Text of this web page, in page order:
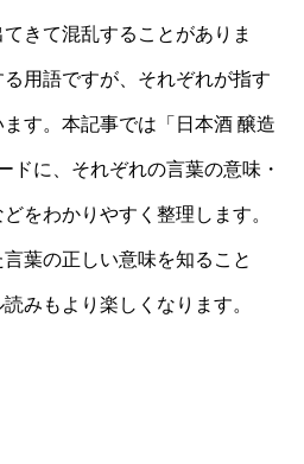
きて混乱することがありま
用語ですが、それぞれが指す
す。本記事では「日本酒 醸造
ドに、それぞれの言葉の意味・
をわかりやすく整理します。
葉の正しい意味を知ること
みもより楽しくなります。